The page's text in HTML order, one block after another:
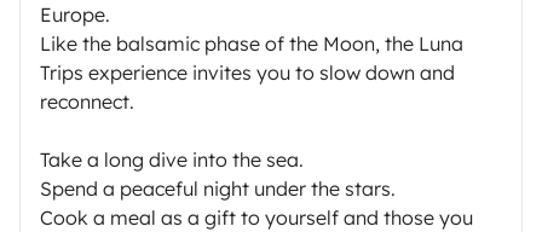
Europe.
Like the balsamic phase of the Moon, the Luna
Trips experience invites you to slow down and
reconnect.
Take a long dive into the sea.
Spend a peaceful night under the stars.
Cook a meal as a gift to yourself and those you